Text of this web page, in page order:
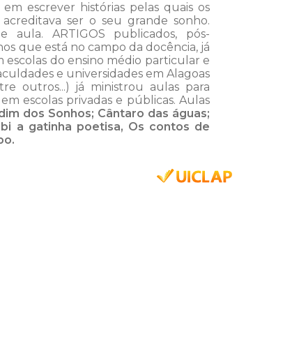
escrever histórias pelas quais os
ser o seu grande sonho.
aula. ARTIGOS publicados, pós-
que está no campo da docência, já
do ensino médio particular e
e universidades em Alagoas
outros...) já ministrou aulas para
escolas privadas e públicas. Aulas
dos Sonhos; Cântaro das águas;
a gatinha poetisa, Os contos de